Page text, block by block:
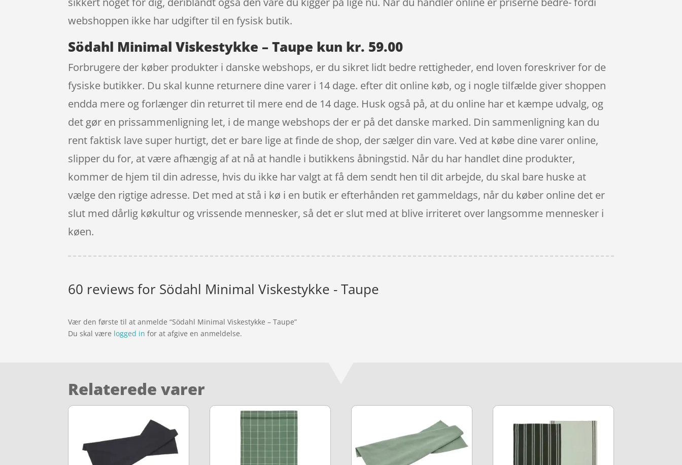
webshoppen ikke har udgifter til en fysisk butik.
Södahl Minimal Viskestykke – Taupe kun kr. 59.00
Forbrugere der køber produkter i danske webshops, er du sikret lidt bedre rettigheder, end loven foreskriver for de
fysiske butikker. Du skal kunne returnere dine varer i 14 dage. efter dit online køb, og i nogle tilfælde giver shoppen
endda mere og forlænger din returret til mere end de 14 dage. Husk også på, at du online har et kæmpe udvalg, og
det gør en prissammenligning let, i de mange webshops der er på det danske marked. Din sammenligning kan du
rent faktisk lave super hurtigt, det er bare lige at finde de shop, der sælger din vare. Ved at købe dine varer online,
slipper du for, at være afhængig af at nå at handle i butikkens åbningstid. Når du har handlet dine produkter,
kommer de hjem til din adresse, hvis du ikke har valgt at få dem sendt hen til dit arbejde, du skal bare huske at
vælge den rigtige adresse. Det med at stå i kø i en butik er efterhånden ret gammeldags, når du køber online det er
slut med dårlig køkultur og vrissende mennesker, så det er slut med at blive irriteret over langsomme mennesker i
køen.
60 reviews for Södahl Minimal Viskestykke - Taupe
Vær den første til at anmelde “Södahl Minimal Viskestykke – Taupe”
Du skal være logged in for at afgive en anmeldelse.
Relaterede varer